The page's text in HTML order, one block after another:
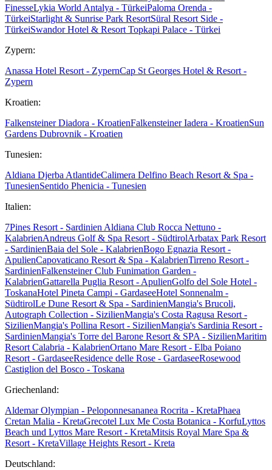
FinesseLykia World Antalya - TürkeiPaloma Orenda -
TürkeiStarlight & Sunrise Park ResortSüral Resort Side -
TürkeiSwandor Hotel & Resort Topkapi Palace - Türkei
Zypern:
Anassa Hotel Resort - ZypernCap St Georges Hotel & Resort -
Zypern
Kroatien:
Falkensteiner Diadora - KroatienFalkensteiner Iadera - KroatienSun
Gardens Dubrovnik - Kroatien
Tunesien:
Aldiana Djerba AtlantideCalimera Delfino Beach Resort & Spa -
TunesienSentido Phenicia - Tunesien
Italien:
7Pines Resort - Sardinien Aldiana Club Rocca Nettuno -
KalabrienAndreus Golf & Spa Resort - SüdtirolArbatax Park Resort
- SardinienBaia del Sole - KalabrienBogo Egnazia Resort -
ApulienCapovaticano Resort & Spa - KalabrienTirreno Resort -
SardinienFalkensteiner Club Funimation Garden -
KalabrienGattarella Puglia Resort - ApulienGolfo del Sole Hotel -
ToskanaHotel Pineta Campi - GardaseeHotel Sonnenalm -
SüdtirolLe Dune Resort & Spa - SardinienMangia's Brucoli,
Autograph Collection - SizilienMangia's Costa Ragusa Resort -
SizilienMangia's Pollina Resort - SizilienMangia's Sardinia Resort -
SardinienMangia's Torre del Barone Resort & SPA - SizilienMaritim
Resort Calabria - KalabrienOrtano Mare Resort - Elba Poiano
Resort - GardaseeResidence delle Rose - GardaseeRosewood
Castiglion del Bosco - Toskana
Griechenland:
Aldemar Olympian - Peloponnesananea Rocrita - KretaPhaea
Cretan Malia - KretaGrecotel Lux Me Costa Botanica - KorfuLyttos
Beach und Lyttos Mare Resort - KretaMitsis Royal Mare Spa &
Resort - KretaVillage Heights Resort - Kreta
Deutschland: